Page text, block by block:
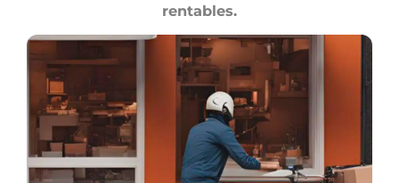
rentables.